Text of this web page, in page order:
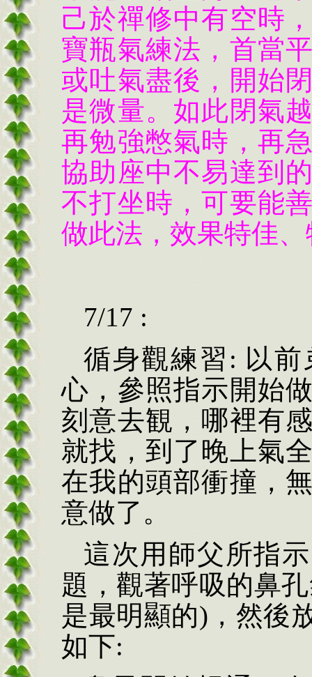
己於禪修中有空時
寶瓶氣練法，首當
或吐氣盡後，開始
是微量。如此閉氣
再勉強憋氣時，再
協助座中不易達到
不打坐時，可要能
做此法，效果特佳
7/17 :
循身觀練習: 以
心，參照指示開始
刻意去観，哪裡有
就找，到了晚上氣
在我的頭部衝撞，
意做了。
這次用師父所指
題，觀著呼吸的鼻
是最明顯的)，然後
如下: